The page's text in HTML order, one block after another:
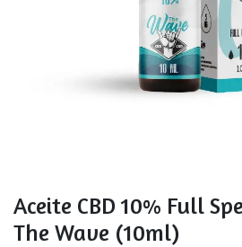
Aceite CBD 10% Full
The Wave (10ml)